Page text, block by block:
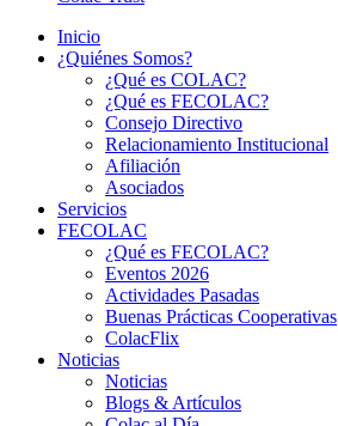
Inicio
¿Quiénes Somos?
¿Qué es COLAC?
¿Qué es FECOLAC?
Consejo Directivo
Relacionamiento Institucional
Afiliación
Asociados
Servicios
FECOLAC
¿Qué es FECOLAC?
Eventos 2026
Actividades Pasadas
Buenas Prácticas Cooperativas
ColacFlix
Noticias
Noticias
Blogs & Artículos